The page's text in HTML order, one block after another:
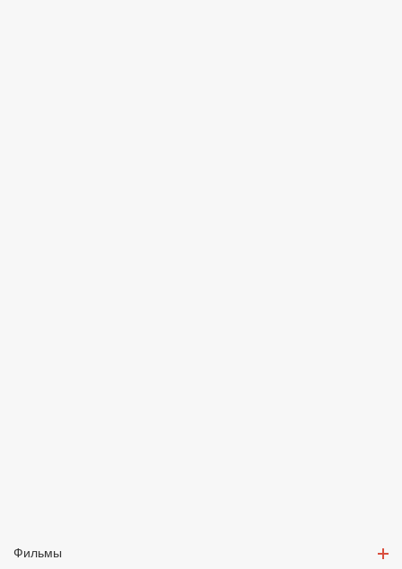
Фильмы